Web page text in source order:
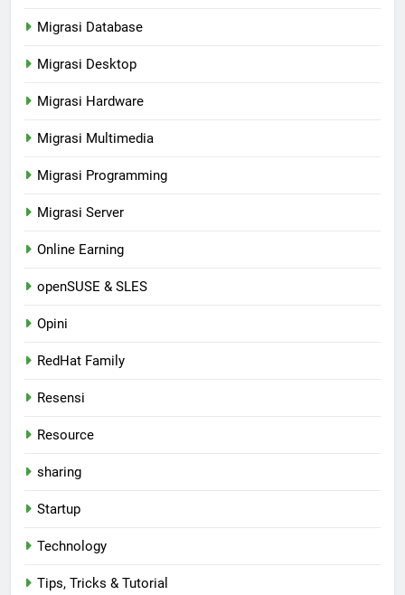
Migrasi Database
Migrasi Desktop
Migrasi Hardware
Migrasi Multimedia
Migrasi Programming
Migrasi Server
Online Earning
openSUSE & SLES
Opini
RedHat Family
Resensi
Resource
sharing
Startup
Technology
Tips, Tricks & Tutorial